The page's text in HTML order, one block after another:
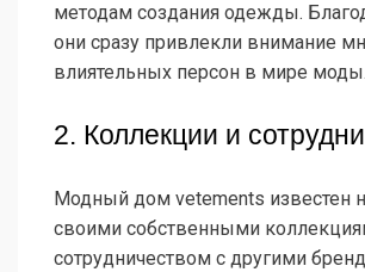
методам создания одежды.
они сразу привлекли внимание
влиятельных персон в мире моды.
2. Коллекции и
Модный дом vetements известен
своими собственными
сотрудничеством с другими